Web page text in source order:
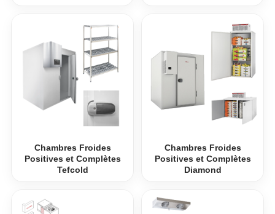
Chambres Froides
Positives et Complètes
Tefcold
Chambres Froides
Positives et Complètes
Diamond